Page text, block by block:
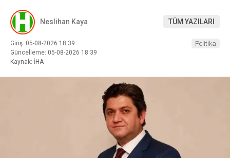
Neslihan Kaya TÜM YAZILARI
Giriş: 05-08-2026 18:39
Güncelleme: 05-08-2026 18:39
Kaynak: İHA
Politika